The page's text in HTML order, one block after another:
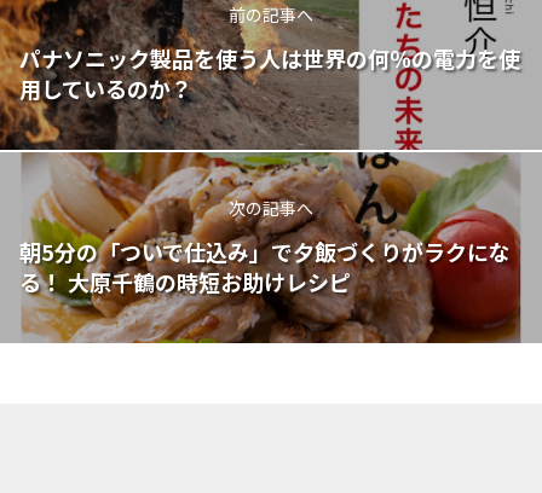
前の記事へ
パナソニック製品を使う人は世界の何％の電力を使
用しているのか？
次の記事へ
朝5分の「ついで仕込み」で夕飯づくりがラクにな
る！ 大原千鶴の時短お助けレシピ